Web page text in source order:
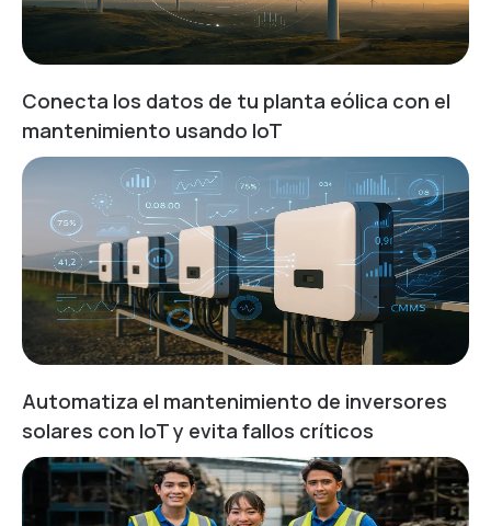
Conecta los datos de tu planta eólica con el
mantenimiento usando IoT
Automatiza el mantenimiento de inversores
solares con IoT y evita fallos críticos